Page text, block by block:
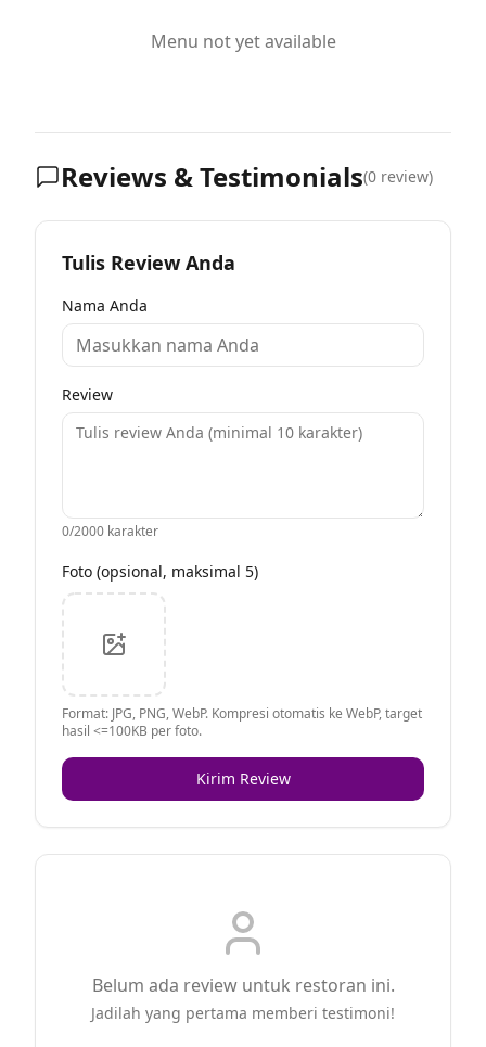
Menu not yet available
Reviews & Testimonials(0 review)
Tulis Review Anda
Nama Anda
Review
0/2000 karakter
Foto (opsional, maksimal 5)
Format: JPG, PNG, WebP. Kompresi otomatis ke WebP, target
hasil <=100KB per foto.
Kirim Review
Belum ada review untuk restoran ini.
Jadilah yang pertama memberi testimoni!